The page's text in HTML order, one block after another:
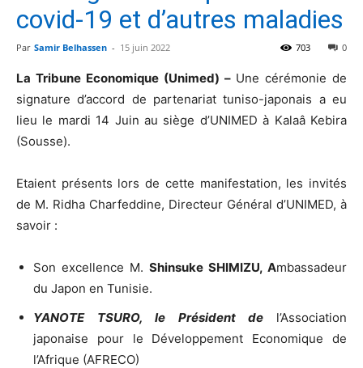
covid-19 et d’autres maladies
Par Samir Belhassen - 15 juin 2022 0
703
La Tribune Economique (Unimed) – Une cérémonie de
signature d’accord de partenariat tuniso-japonais a eu
lieu le mardi 14 Juin au siège d’UNIMED à Kalaâ Kebira
(Sousse).
Etaient présents lors de cette manifestation, les invités
de M. Ridha Charfeddine, Directeur Général d’UNIMED, à
savoir :
Son excellence M. Shinsuke SHIMIZU, Ambassadeur
du Japon en Tunisie.
YANOTE TSURO, le Président de l’Association
japonaise pour le Développement Economique de
l’Afrique (AFRECO)